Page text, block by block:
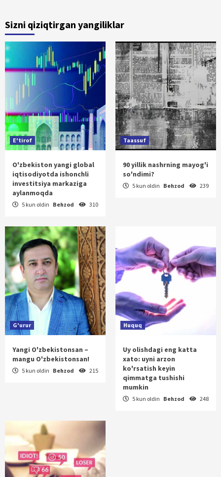
Sizni qiziqtirgan yangiliklar
E'tirof
O'zbekiston yangi global
iqtisodiyotda ishonchli
investitsiya markaziga
aylanmoqda
5 kun oldin Behzod 310
Taassuf
90 yillik nashrning mayog'i
so'ndimi?
5 kun oldin Behzod 239
G'urur
Yangi O'zbekistonsan –
mangu O'zbekistonsan!
5 kun oldin Behzod 215
Huquq
Uy olishdagi eng katta
xato: uyni arzon
ko'rsatish keyin
qimmatga tushishi
mumkin
5 kun oldin Behzod 248